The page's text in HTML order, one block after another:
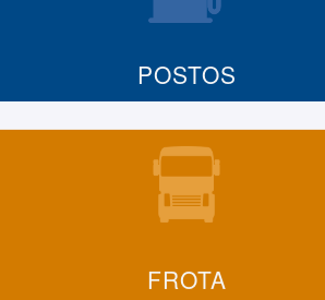
POSTOS
FROTA